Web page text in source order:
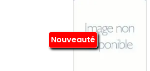
Nouveauté